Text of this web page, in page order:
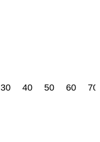
30 40 50 60 70